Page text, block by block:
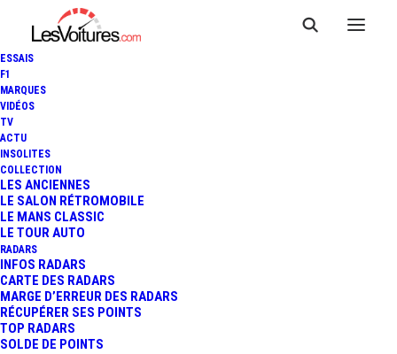
ESSAIS
F1
MARQUES
VIDÉOS
TV
ACTU
INSOLITES
COLLECTION
LES ANCIENNES
LE SALON RÉTROMOBILE
LE MANS CLASSIC
LE TOUR AUTO
RADARS
INFOS RADARS
CARTE DES RADARS
MARGE D’ERREUR DES RADARS
RÉCUPÉRER SES POINTS
TOP RADARS
SOLDE DE POINTS
18 février 2026